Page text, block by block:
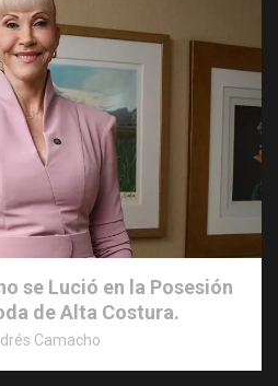
se Lució en la Posesión
de Alta Costura.
Camacho